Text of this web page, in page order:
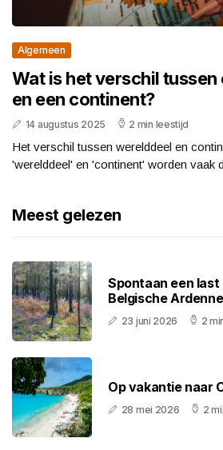
Algemeen
Wat is het verschil
en een continent?
14 augustus 2025 2 min leestijd
Het verschil tussen werelddeel en
'werelddeel' en 'continent' worden vaak
Meest gelezen
Spontaan een
Belgische
23 juni 2026 2
Op vakantie naar
28 mei 2026 2